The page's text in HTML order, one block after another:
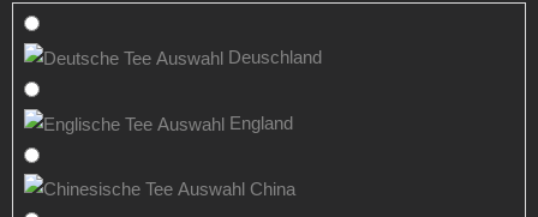
Deuschland
England
China